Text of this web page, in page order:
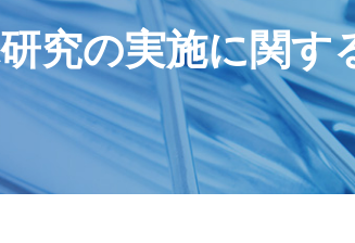
究の実施に関す